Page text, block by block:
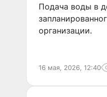
Подача воды в
организации.
16 мая, 2026, 12:40